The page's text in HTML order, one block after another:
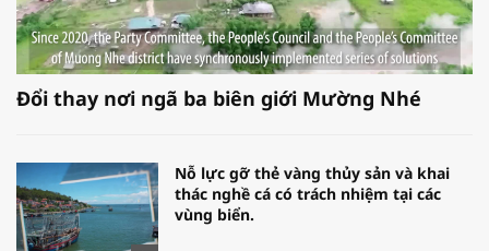
Đổi thay nơi ngã ba biên giới Mường Nhé
Nỗ lực gỡ thẻ vàng thủy sản và khai
thác nghề cá có trách nhiệm tại các
vùng biển.